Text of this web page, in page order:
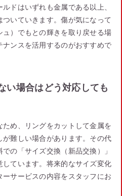
ドはいずれも金属である以上、
いていきます。傷が気になって
）でもとの輝きを取り戻せる場
ンスを活用するのがおすすめで
い場合はどう対応しても
め、リングをカットして金属を
難しい場合があります。その代
の「サイズ交換（新品交換）」
ています。将来的なサイズ変化
サービスの内容をスタッフにお